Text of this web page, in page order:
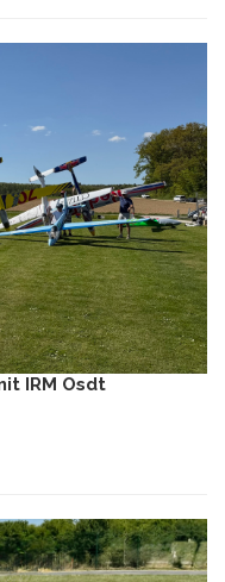
IRM Osdt